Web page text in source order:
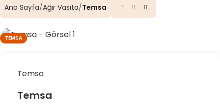
Ana Sayfa Ağır Vasıta Temsa
TEMSA
Temsa
Temsa